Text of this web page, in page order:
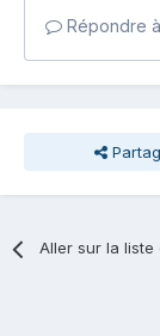
Répondre
Aller sur la liste